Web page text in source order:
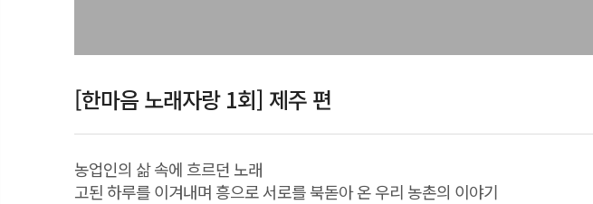
[한마음 노래자랑 1회] 제주 편
농업인의 삶 속에 흐르던 노래
고된 하루를 이겨내며 흥으로 서로를 북돋아 온 우리 농촌의 이야기